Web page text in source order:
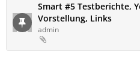
Smart #5 Testberichte,
Vorstellung, Links
admin